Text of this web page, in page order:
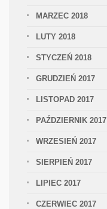
MARZEC 2018
LUTY 2018
STYCZEŃ 2018
GRUDZIEŃ 2017
LISTOPAD 2017
PAŹDZIERNIK 2017
WRZESIEŃ 2017
SIERPIEŃ 2017
LIPIEC 2017
CZERWIEC 2017